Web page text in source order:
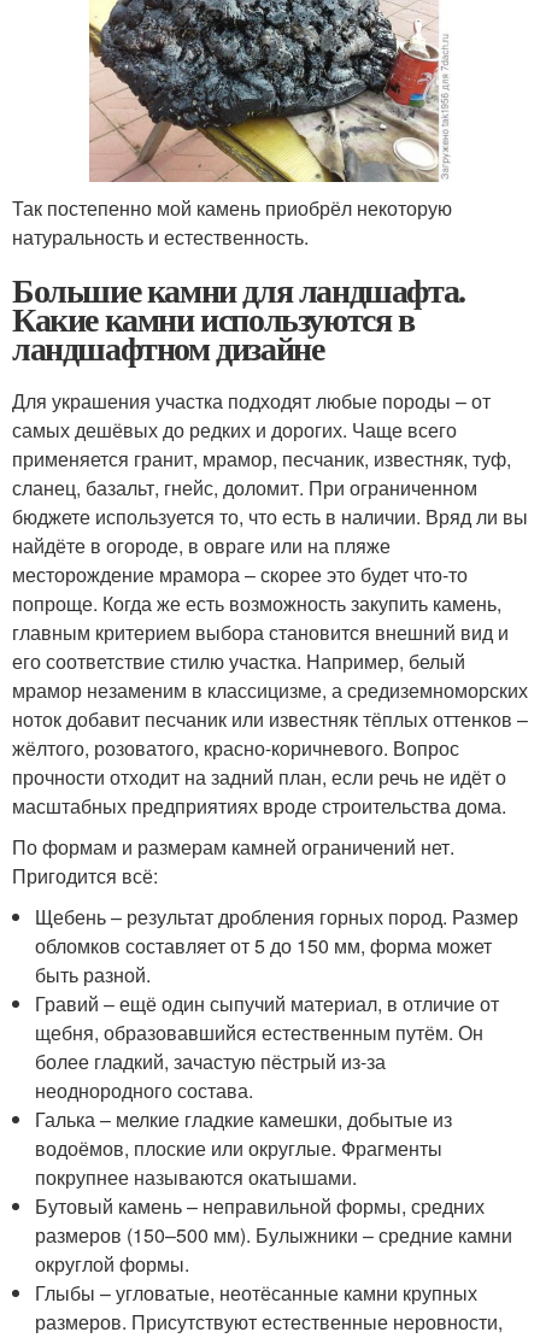
Так постепенно мой камень приобрёл некоторую
натуральность и естественность.
Большие камни для ландшафта.
Какие камни используются в
ландшафтном дизайне
Для украшения участка подходят любые породы – от
самых дешёвых до редких и дорогих. Чаще всего
применяется гранит, мрамор, песчаник, известняк, туф,
сланец, базальт, гнейс, доломит. При ограниченном
бюджете используется то, что есть в наличии. Вряд ли вы
найдёте в огороде, в овраге или на пляже
месторождение мрамора – скорее это будет что-то
попроще. Когда же есть возможность закупить камень,
главным критерием выбора становится внешний вид и
его соответствие стилю участка. Например, белый
мрамор незаменим в классицизме, а средиземноморских
ноток добавит песчаник или известняк тёплых оттенков –
жёлтого, розоватого, красно-коричневого. Вопрос
прочности отходит на задний план, если речь не идёт о
масштабных предприятиях вроде строительства дома.
По формам и размерам камней ограничений нет.
Пригодится всё:
Щебень – результат дробления горных пород. Размер
обломков составляет от 5 до 150 мм, форма может
быть разной.
Гравий – ещё один сыпучий материал, в отличие от
щебня, образовавшийся естественным путём. Он
более гладкий, зачастую пёстрый из-за
неоднородного состава.
Галька – мелкие гладкие камешки, добытые из
водоёмов, плоские или округлые. Фрагменты
покрупнее называются окатышами.
Бутовый камень – неправильной формы, средних
размеров (150–500 мм). Булыжники – средние камни
округлой формы.
Глыбы – угловатые, неотёсанные камни крупных
размеров. Присутствуют естественные неровности,